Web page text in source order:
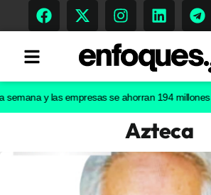
Memoria Histórica
y las empresas se ahorran 194 millones al año
Azteca